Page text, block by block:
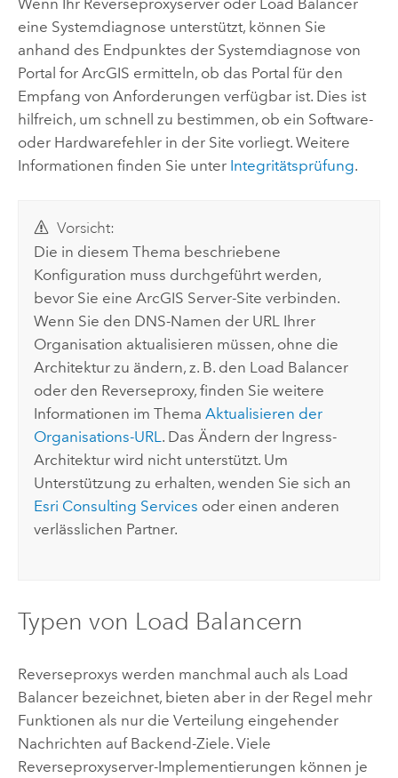
eine Systemdiagnose unterstützt, können Sie
anhand des Endpunktes der Systemdiagnose von
Portal for ArcGIS ermitteln, ob das Portal für den
Empfang von Anforderungen verfügbar ist. Dies ist
hilfreich, um schnell zu bestimmen, ob ein Software-
oder Hardwarefehler in der Site vorliegt. Weitere
Informationen finden Sie unter Integritätsprüfung.
Vorsicht:
Die in diesem Thema beschriebene
Konfiguration muss durchgeführt werden,
bevor Sie eineArcGIS Server-Site verbinden.
Wenn Sie den DNS-Namen der URL Ihrer
Organisation aktualisieren müssen, ohne die
Architektur zu ändern, z. B. den Load Balancer
oder den Reverseproxy, finden Sie weitere
Informationen im ThemaAktualisieren der
Organisations-URL. Das Ändern der Ingress-
Architektur wird nicht unterstützt. Um
Unterstützung zu erhalten, wenden Sie sich an
Esri Consulting Services oder einen anderen
verlässlichen Partner.
Typen von Load Balancern
Reverseproxys werden manchmal auch als Load
Balancer bezeichnet, bieten aber in der Regel mehr
Funktionen als nur die Verteilung eingehender
Nachrichten auf Backend-Ziele. Viele
Reverseproxyserver-Implementierungen können je